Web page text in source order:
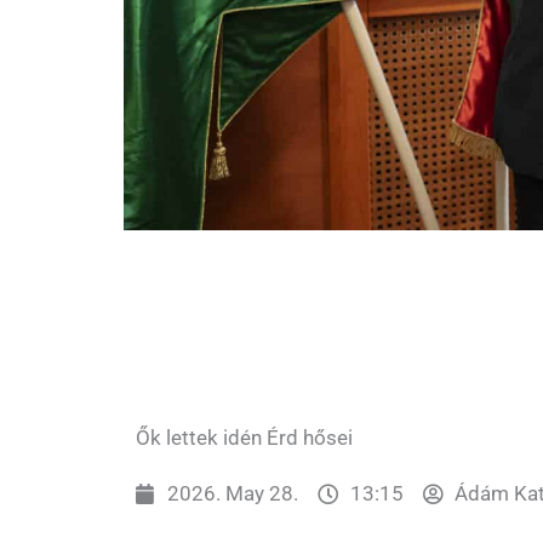
Ők lettek idén Érd hősei
2026. May 28. 13:15 Ádám